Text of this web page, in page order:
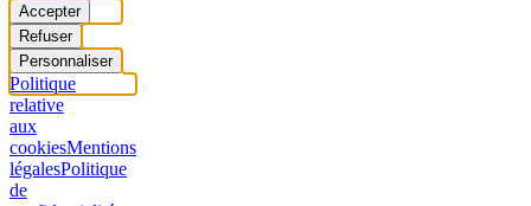
Accepter
Refuser
Personnaliser
Politique
relative
aux
cookiesMentions
légalesPolitique
de